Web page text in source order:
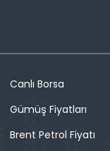
Canlı Borsa
Gümüş Fiyatları
Brent Petrol Fiyatı